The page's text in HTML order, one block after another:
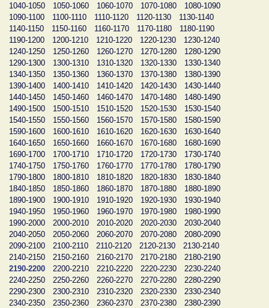
1040-1050
1050-1060 1060-1070 1070-1080
1080-1090
1090-1100
1100-1110 1110-1120 1120-1130
1130-1140
1140-1150
1150-1160 1160-1170 1170-1180
1180-1190
1190-1200
1200-1210 1210-1220 1220-1230
1230-1240
1240-1250
1250-1260 1260-1270 1270-1280
1280-1290
1290-1300
1300-1310 1310-1320 1320-1330
1330-1340
1340-1350
1350-1360 1360-1370 1370-1380
1380-1390
1390-1400
1400-1410 1410-1420 1420-1430
1430-1440
1440-1450
1450-1460 1460-1470 1470-1480
1480-1490
1490-1500
1500-1510 1510-1520 1520-1530
1530-1540
1540-1550
1550-1560 1560-1570 1570-1580
1580-1590
1590-1600
1600-1610 1610-1620 1620-1630
1630-1640
1640-1650
1650-1660 1660-1670 1670-1680
1680-1690
1690-1700
1700-1710 1710-1720 1720-1730
1730-1740
1740-1750
1750-1760 1760-1770 1770-1780
1780-1790
1790-1800
1800-1810 1810-1820 1820-1830
1830-1840
1840-1850
1850-1860 1860-1870 1870-1880
1880-1890
1890-1900
1900-1910 1910-1920 1920-1930
1930-1940
1940-1950
1950-1960 1960-1970 1970-1980
1980-1990
1990-2000
2000-2010 2010-2020 2020-2030
2030-2040
2040-2050
2050-2060 2060-2070 2070-2080
2080-2090
2090-2100
2100-2110 2110-2120 2120-2130
2130-2140
2140-2150
2150-2160 2160-2170 2170-2180
2180-2190
2190-2200
2200-2210 2210-2220 2220-2230
2230-2240
2240-2250
2250-2260 2260-2270 2270-2280
2280-2290
2290-2300
2300-2310 2310-2320 2320-2330
2330-2340
2340-2350
2350-2360 2360-2370 2370-2380
2380-2390